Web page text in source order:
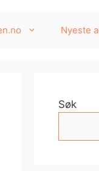
Nyeste
Søk